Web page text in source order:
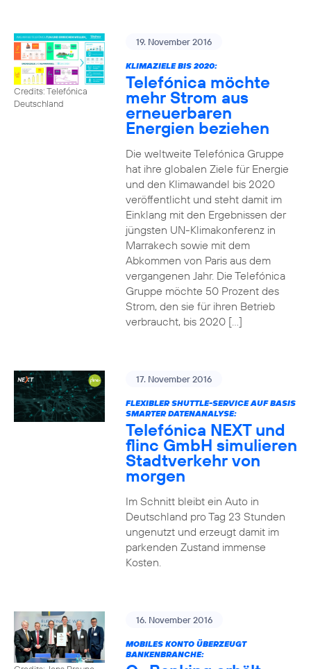
Credits: Telefónica
Deutschland
19. November 2016
KLIMAZIELE BIS 2020:
Telefónica möchte
mehr Strom aus
erneuerbaren
Energien beziehen
Die weltweite Telefónica Gruppe
hat ihre globalen Ziele für Energie
und den Klimawandel bis 2020
veröffentlicht und steht damit im
Einklang mit den Ergebnissen der
jüngsten UN-Klimakonferenz in
Marrakech sowie mit dem
Abkommen von Paris aus dem
vergangenen Jahr. Die Telefónica
Gruppe möchte 50 Prozent des
Strom, den sie für ihren Betrieb
verbraucht, bis 2020 […]
17. November 2016
FLEXIBLER SHUTTLE-SERVICE AUF BASIS
SMARTER DATENANALYSE:
Telefónica NEXT und
flinc GmbH simulieren
Stadtverkehr von
morgen
Im Schnitt bleibt ein Auto in
Deutschland pro Tag 23 Stunden
ungenutzt und erzeugt damit im
parkenden Zustand immense
Kosten.
16. November 2016
MOBILES KONTO ÜBERZEUGT
BANKENBRANCHE: